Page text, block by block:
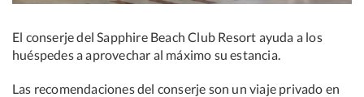
El conserje del Sapphire Beach Club Resort ayuda a los
huéspedes a aprovechar al máximo su estancia.
Las recomendaciones del conserje son un viaje privado en